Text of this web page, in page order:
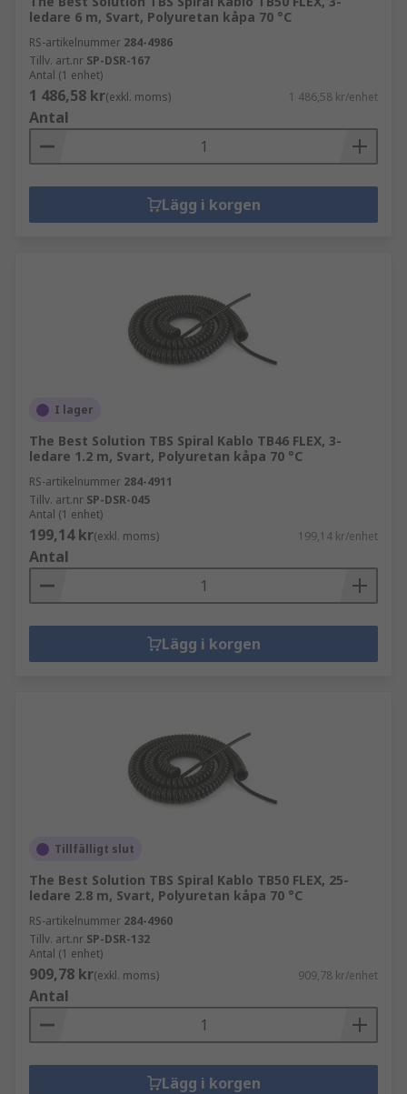
ledare 6 m, Svart, Polyuretan kåpa 70 °C
RS-artikelnummer 284-4986
Tillv. art.nr SP-DSR-167
Antal (1 enhet)
1 486,58 kr(exkl. moms) 1 486,58 kr/enhet
Antal
Lägg i korgen
I lager
The Best Solution TBS Spiral Kablo TB46 FLEX, 3-
ledare 1.2 m, Svart, Polyuretan kåpa 70 °C
RS-artikelnummer 284-4911
Tillv. art.nr SP-DSR-045
Antal (1 enhet)
199,14 kr(exkl. moms) 199,14 kr/enhet
Antal
Lägg i korgen
Tillfälligt slut
The Best Solution TBS Spiral Kablo TB50 FLEX, 25-
ledare 2.8 m, Svart, Polyuretan kåpa 70 °C
RS-artikelnummer 284-4960
Tillv. art.nr SP-DSR-132
Antal (1 enhet)
909,78 kr(exkl. moms) 909,78 kr/enhet
Antal
Lägg i korgen